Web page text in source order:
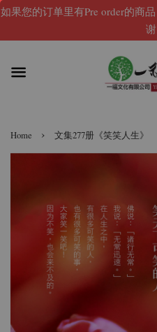
如果您的订单里有Pre order的商
谢
Home › 文集277册《笑笑人生》